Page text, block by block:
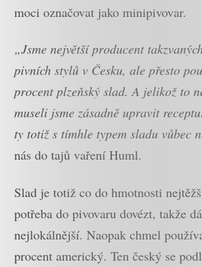
moci označovat jako minipivovar.
„Jsme největší producent
pivních stylů v Česku, ale přesto
procent plzeňský slad. A jelikož to
museli jsme zásadně upravit
ty totiž s tímhle typem sladu vůbec
nás do tajů vaření Huml.
Slad je totiž co do hmotnosti
potřeba do pivovaru dovézt, takže
nejlokálnější. Naopak chmel
procent americký. Ten český se